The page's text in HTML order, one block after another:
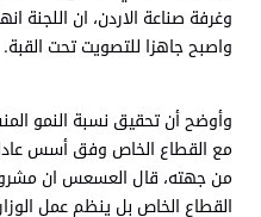
وغرفة صناعة الاردن، ان اللجنة
واصبح جاهزا للتصويت تحت القبة.
وأوضح أن تحقيق نسبة النمو
مع القطاع الخاص وفق أسس
من جهته، قال العسعس ان مشروع
القطاع الخاص بل ينظم عمل